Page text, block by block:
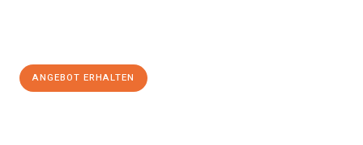
ANGEBOT ERHALTEN